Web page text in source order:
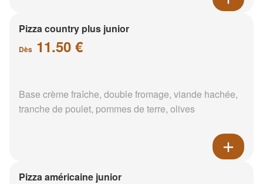
Pizza country plus junior
Dès 11.50 €
Base crème fraîche, double fromage, viande hachée,
tranche de poulet, pommes de terre, olives
Pizza américaine junior